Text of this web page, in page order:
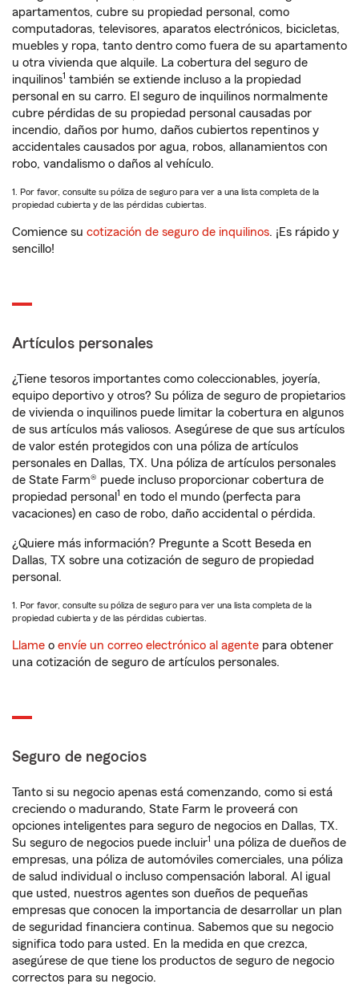
apartamentos, cubre su propiedad personal, como
computadoras, televisores, aparatos electrónicos, bicicletas,
muebles y ropa, tanto dentro como fuera de su apartamento
u otra vivienda que alquile. La cobertura del seguro de
inquilinos1 también se extiende incluso a la propiedad
personal en su carro. El seguro de inquilinos normalmente
cubre pérdidas de su propiedad personal causadas por
incendio, daños por humo, daños cubiertos repentinos y
accidentales causados por agua, robos, allanamientos con
robo, vandalismo o daños al vehículo.
1. Por favor, consulte su póliza de seguro para ver a una lista completa de la
propiedad cubierta y de las pérdidas cubiertas.
Comience su cotización de seguro de inquilinos. ¡Es rápido y
sencillo!
Artículos personales
¿Tiene tesoros importantes como coleccionables, joyería,
equipo deportivo y otros? Su póliza de seguro de propietarios
de vivienda o inquilinos puede limitar la cobertura en algunos
de sus artículos más valiosos. Asegúrese de que sus artículos
de valor estén protegidos con una póliza de artículos
personales en Dallas, TX. Una póliza de artículos personales
de State Farm® puede incluso proporcionar cobertura de
propiedad personal 1 en todo el mundo (perfecta para
vacaciones) en caso de robo, daño accidental o pérdida.
¿Quiere más información? Pregunte a Scott Beseda en
Dallas, TX sobre una cotización de seguro de propiedad
personal.
1. Por favor, consulte su póliza de seguro para ver una lista completa de la
propiedad cubierta y de las pérdidas cubiertas.
Llame o envíe un correo electrónico al agente para obtener
una cotización de seguro de artículos personales.
Seguro de negocios
Tanto si su negocio apenas está comenzando, como si está
creciendo o madurando, State Farm le proveerá con
opciones inteligentes para seguro de negocios en Dallas, TX.
Su seguro de negocios puede incluir1 una póliza de dueños de
empresas, una póliza de automóviles comerciales, una póliza
de salud individual o incluso compensación laboral. Al igual
que usted, nuestros agentes son dueños de pequeñas
empresas que conocen la importancia de desarrollar un plan
de seguridad financiera continua. Sabemos que su negocio
significa todo para usted. En la medida en que crezca,
asegúrese de que tiene los productos de seguro de negocio
correctos para su negocio.